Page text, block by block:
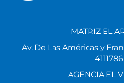
MATRIZ EL
Av. De Las Américas y
4111786
AGENCIA EL